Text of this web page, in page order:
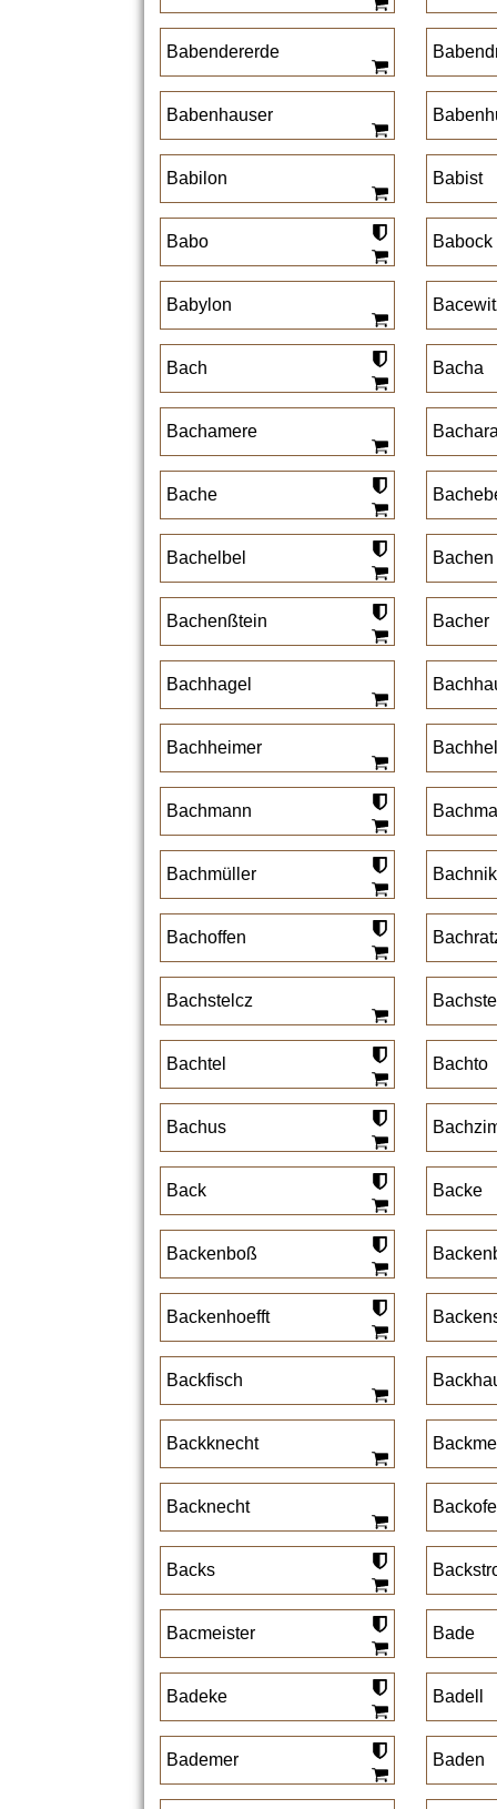
Babendererde
Babenhauser
Babilon Babist
Babo Babock
Babylon
Bach Bacha
Bachamere
Bache
Bachelbel Bachen
Bachenßtein Bacher
Bachhagel
Bachheimer
Bachmann
Bachmüller Bachnik
Bachoffen
Bachstelcz
Bachtel Bachto
Bachus
Back Backe
Backenboß
Backenhoefft
Backfisch
Backknecht
Backnecht
Backs
Bacmeister Bade
Badeke Badell
Bademer Baden